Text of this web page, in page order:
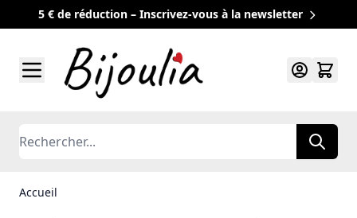
5 € de réduction – Inscrivez-vous à la newsletter
Rechercher
Accueil